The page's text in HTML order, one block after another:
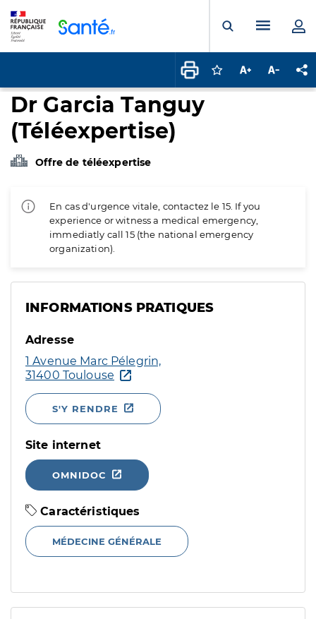
Ouvrir laMenu
Connectez-vous
Augmenter la
Dr Garcia Tanguy
(Téléexpertise)
Offre de téléexpertise
En cas d'urgence vitale, contactez le 15. If you
experience or witness a medical emergency,
immediatly call 15 (the national emergency
organization).
INFORMATIONS PRATIQUES
Adresse
1 Avenue Marc Pélegrin,
31400 Toulouse
S'Y RENDRE
Site internet
OMNIDOC
Caractéristiques
MÉDECINE GÉNÉRALE